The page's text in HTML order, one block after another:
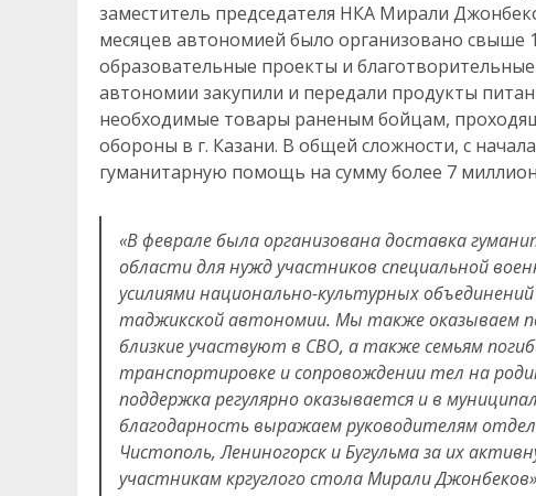
заместитель председателя НКА Мирали
месяцев автономией было организовано свыше
образовательные проекты и
автономии закупили и передали продукты
необходимые товары раненым бойцам,
обороны в г. Казани. В общей сложности, с
гуманитарную помощь на сумму более 7
«В феврале была организована доставка
области для нужд участников специальной
усилиями национально-культурных
таджикской автономии. Мы также оказываем
близкие участвуют в СВО, а также семьям
транспортировке и сопровождении тел на
поддержка регулярно оказывается и в
благодарность выражаем руководителям
Чистополь, Лениногорск и Бугульма за их
участникам кргуглого стола Мирали